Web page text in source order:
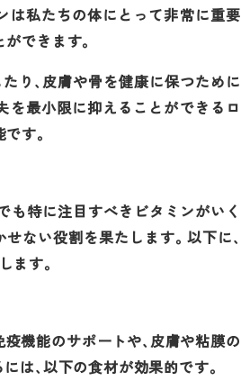
は私たちの体にとって非常に重要
できます。
り、皮膚や骨を健康に保つために
を最小限に抑えることができるロ
す。
も特に注目すべきビタミンがいく
ない役割を果たします。以下に、
ます。
機能のサポートや、皮膚や粘膜の
は、以下の食材が効果的です。